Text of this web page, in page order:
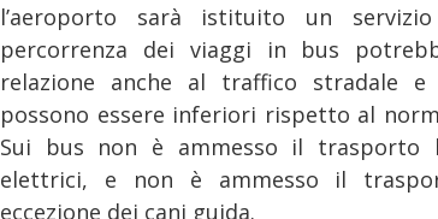
l’aeroporto sarà istituito un
percorrenza dei viaggi in bus
relazione anche al traffico stradale
possono essere inferiori rispetto al
Sui bus non è ammesso il trasporto
elettrici, e non è ammesso il
eccezione dei cani guida.